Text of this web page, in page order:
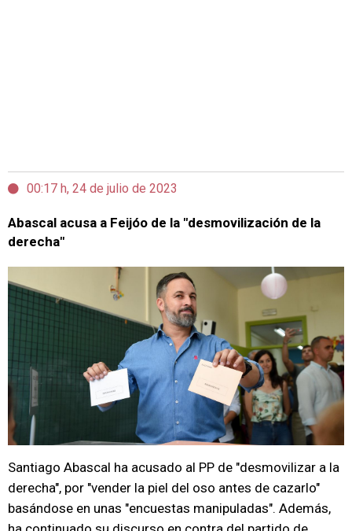
00:17 h, 24 de julio de 2023
Abascal acusa a Feijóo de la "desmovilización de la
derecha"
Santiago Abascal ha acusado al PP de "desmovilizar a la
derecha", por "vender la piel del oso antes de cazarlo"
basándose en unas "encuestas manipuladas". Además,